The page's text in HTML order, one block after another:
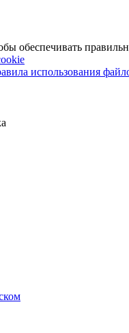
обеспечивать
использования